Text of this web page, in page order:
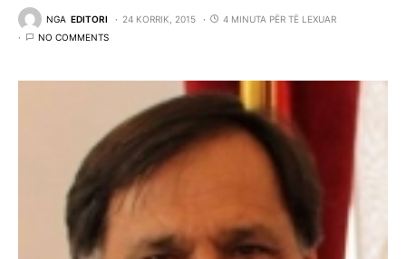
NGA EDITORI 24 KORRIK, 2015
4 MINUTA PËR TË LEXUAR
NO COMMENTS